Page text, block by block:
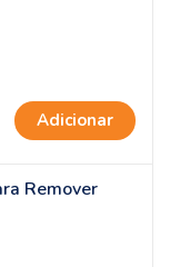
Adicionar
Remover